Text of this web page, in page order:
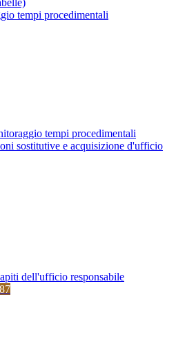
tempi procedimentali
tempi procedimentali
sostitutive e acquisizione d'ufficio
dell'ufficio responsabile